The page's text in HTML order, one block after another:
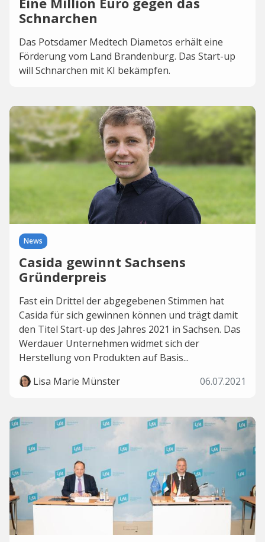
Schnarchen
Das Potsdamer Medtech Diametos erhält eine
Förderung vom Land Brandenburg. Das Start-up
will Schnarchen mit KI bekämpfen.
News
Casida gewinnt Sachsens
Gründerpreis
Fast ein Drittel der abgegebenen Stimmen hat
Casida für sich gewinnen können und trägt damit
den Titel Start-up des Jahres 2021 in Sachsen. Das
Werdauer Unternehmen widmet sich der
Herstellung von Produkten auf Basis...
Lisa Marie Münster
06.07.2021